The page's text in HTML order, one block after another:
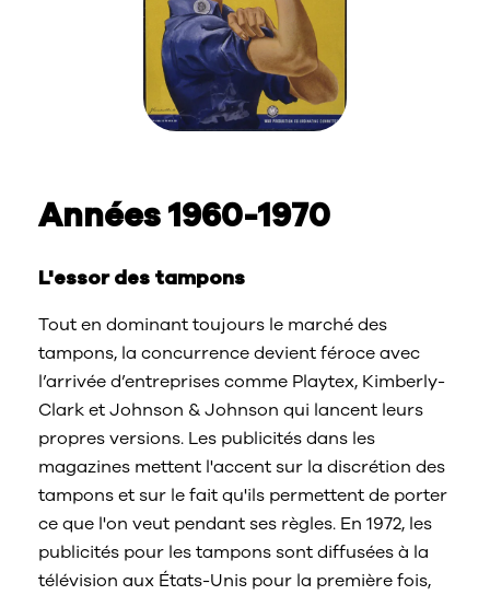
Années 1960-1970
L'essor des tampons
Tout en dominant toujours le marché des
tampons, la concurrence devient féroce avec
l’arrivée d’entreprises comme Playtex, Kimberly-
Clark et Johnson & Johnson qui lancent leurs
propres versions. Les publicités dans les
magazines mettent l'accent sur la discrétion des
tampons et sur le fait qu'ils permettent de porter
ce que l'on veut pendant ses règles. En 1972, les
publicités pour les tampons sont diffusées à la
télévision aux États-Unis pour la première fois,